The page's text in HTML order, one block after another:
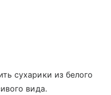
сухарики из белого
вида.